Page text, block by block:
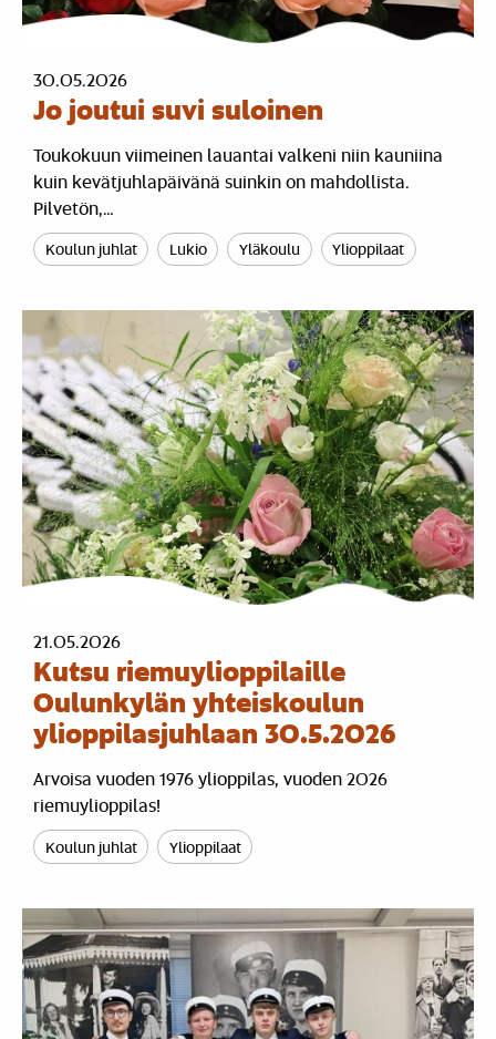
30.05.2026
Jo joutui suvi suloinen
Toukokuun viimeinen lauantai valkeni niin kauniina
kuin kevätjuhlapäivänä suinkin on mahdollista.
Pilvetön,…
Koulun juhlat Lukio Yläkoulu Ylioppilaat
21.05.2026
Kutsu riemuylioppilaille
Oulunkylän yhteiskoulun
ylioppilasjuhlaan 30.5.2026
Arvoisa vuoden 1976 ylioppilas, vuoden 2026
riemuylioppilas!
Koulun juhlat Ylioppilaat